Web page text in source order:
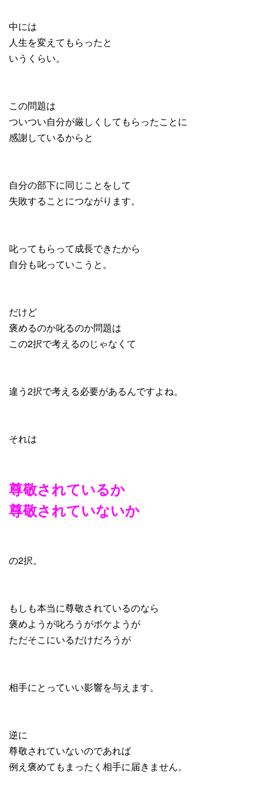
中には
人生を変えてもらったと
いうくらい。
この問題は
ついつい自分が厳しくしてもらったことに
感謝しているからと
自分の部下に同じことをして
失敗することにつながります。
叱ってもらって成長できたから
自分も叱っていこうと。
だけど
褒めるのか叱るのか問題は
この2択で考えるのじゃなくて
違う2択で考える必要があるんですよね。
それは
尊敬されているか
尊敬されていないか
の2択。
もしも本当に尊敬されているのなら
褒めようが叱ろうがボケようが
ただそこにいるだけだろうが
相手にとっていい影響を与えます。
逆に
尊敬されていないのであれば
例え褒めてもまったく相手に届きません。